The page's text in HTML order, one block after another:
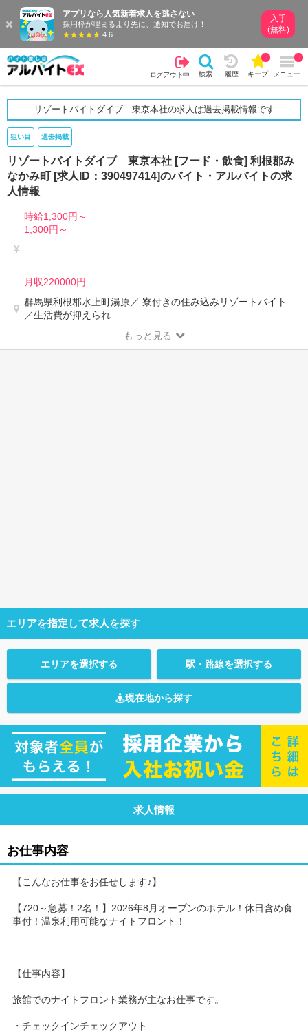
アプリなら人気新着求人を逃さない
採用枠が埋まるより先に、通知でお届け！
4.6
入手
(無料)
ログアウト中 検索 履歴 キープ
0
メニュー
0
リゾートバイトダイブ 東京本社の求人は過去掲載情報です
狙い目 過去掲載
リゾートバイトダイブ 東京本社 [フード・飲食] 利根郡み
なかみ町 [求人ID：390497414]のバイト・アルバイトの求
人情報
時給1,300円～
1,300円～
月収220000円
群馬県利根郡水上町湯原／ 寮付きの住み込みリゾートバイト
／生活費が抑えられ...
もっと見る
エリアを指定して求人を探す
エリアを選択する 駅・路線を選択する
現在地から探す
求人情報
お仕事内容
【こんなお仕事をお任せします♪】
【720～急募！2名！】2026年8月オープンのホテル！休日含め食
事付！温泉利用可能なナイトフロント！
【仕事内容】
旅館でのナイトフロント業務が主なお仕事です。
・チェックインチェックアウト